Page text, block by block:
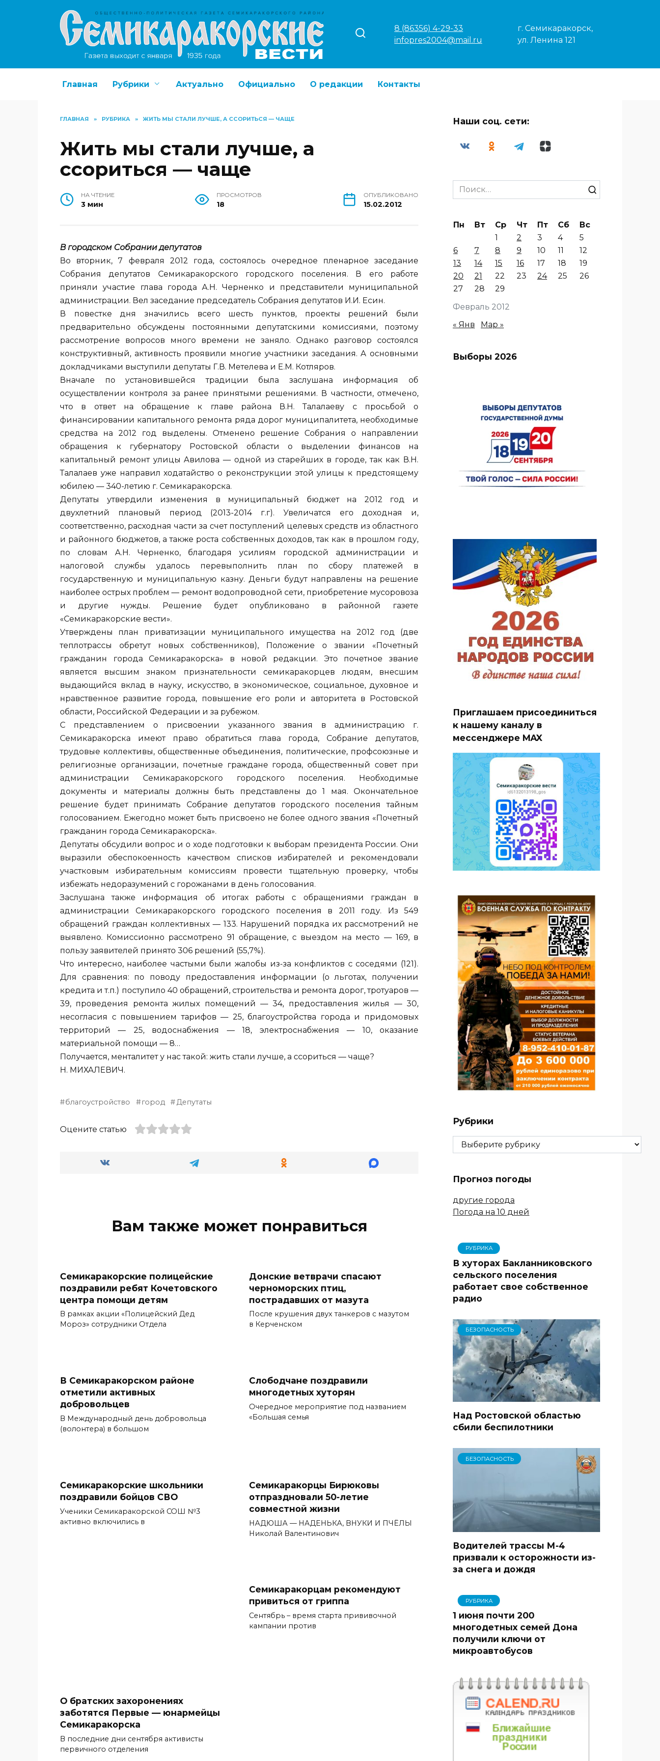
8 (86356) 4-29-33
infopres2004@mail.ru
г. Семикаракорск,
ул. Ленина 121
Главная Рубрики Актуально Официально О редакции Контакты
ГЛАВНАЯ » РУБРИКА » ЖИТЬ МЫ СТАЛИ ЛУЧШЕ, А ССОРИТЬСЯ — ЧАЩЕ
Жить мы стали лучше, а
ссориться — чаще
НА ЧТЕНИЕ
3 мин
ПРОСМОТРОВ
18
ОПУБЛИКОВАНО
15.02.2012
В городском Собрании депутатов
Во вторник, 7 февраля 2012 года, состоялось очередное пленарное заседание
Собрания депутатов Семикаракорского городского поселения. В его работе
приняли участие глава города А.Н. Черненко и представители муниципальной
администрации. Вел заседание председатель Собрания депутатов И.И. Есин.
В повестке дня значились всего шесть пунктов, проекты решений были
предварительно обсуждены постоянными депутатскими комиссиями, поэтому
рассмотрение вопросов много времени не заняло. Однако разговор состоялся
конструктивный, активность проявили многие участники заседания. А основными
докладчиками выступили депутаты Г.В. Метелева и Е.М. Котляров.
Вначале по установившейся традиции была заслушана информация об
осуществлении контроля за ранее принятыми решениями. В частности, отмечено,
что в ответ на обращение к главе района В.Н. Талалаеву с просьбой о
финансировании капитального ремонта ряда дорог муниципалитета, необходимые
средства на 2012 год выделены. Отменено решение Собрания о направлении
обращения к губернатору Ростовской области о выделении финансов на
капитальный ремонт улицы Авилова — одной из старейших в городе, так как В.Н.
Талалаев уже направил ходатайство о реконструкции этой улицы к предстоящему
юбилею — 340-летию г. Семикаракорска.
Депутаты утвердили изменения в муниципальный бюджет на 2012 год и
двухлетний плановый период (2013-2014 г.г). Увеличатся его доходная и,
соответственно, расходная части за счет поступлений целевых средств из областного
и районного бюджетов, а также роста собственных доходов, так как в прошлом году,
по словам А.Н. Черненко, благодаря усилиям городской администрации и
налоговой службы удалось перевыполнить план по сбору платежей в
государственную и муниципальную казну. Деньги будут направлены на решение
наиболее острых проблем — ремонт водопроводной сети, приобретение мусоровоза
и другие нужды. Решение будет опубликовано в районной газете
«Семикаракорские вести».
Утверждены план приватизации муниципального имущества на 2012 год (две
теплотрассы обретут новых собственников), Положение о звании «Почетный
гражданин города Семикаракорска» в новой редакции. Это почетное звание
является высшим знаком признательности семикаракорцев людям, внесшим
выдающийся вклад в науку, искусство, в экономическое, социальное, духовное и
нравственное развитие города, повышение его роли и авторитета в Ростовской
области, Российской Федерации и за рубежом.
С представлением о присвоении указанного звания в администрацию г.
Семикаракорска имеют право обратиться глава города, Собрание депутатов,
трудовые коллективы, общественные объединения, политические, профсоюзные и
религиозные организации, почетные граждане города, общественный совет при
администрации Семикаракорского городского поселения. Необходимые
документы и материалы должны быть представлены до 1 мая. Окончательное
решение будет принимать Собрание депутатов городского поселения тайным
голосованием. Ежегодно может быть присвоено не более одного звания «Почетный
гражданин города Семикаракорска».
Депутаты обсудили вопрос и о ходе подготовки к выборам президента России. Они
выразили обеспокоенность качеством списков избирателей и рекомендовали
участковым избирательным комиссиям провести тщательную проверку, чтобы
избежать недоразумений с горожанами в день голосования.
Заслушана также информация об итогах работы с обращениями граждан в
администрации Семикаракорского городского поселения в 2011 году. Из 549
обращений граждан коллективных — 133. Нарушений порядка их рассмотрений не
выявлено. Комиссионно рассмотрено 91 обращение, с выездом на место — 169, в
пользу заявителей принято 306 решений (55,7%).
Что интересно, наиболее частыми были жалобы из-за конфликтов с соседями (121).
Для сравнения: по поводу предоставления информации (о льготах, получении
кредита и т.п.) поступило 40 обращений, строительства и ремонта дорог, тротуаров —
39, проведения ремонта жилых помещений — 34, предоставления жилья — 30,
несогласия с повышением тарифов — 25, благоустройства города и придомовых
территорий — 25, водоснабжения — 18, электроснабжения — 10, оказание
материальной помощи — 8…
Получается, менталитет у нас такой: жить стали лучше, а ссориться — чаще?
Н. МИХАЛЕВИЧ.
благоустройство город Депутаты
Оцените статью
Вам также может понравиться
Семикаракорские полицейские
поздравили ребят Кочетовского
центра помощи детям
В рамках акции «Полицейский Дед
Мороз» сотрудники Отдела
Донские ветврачи спасают
черноморских птиц,
пострадавших от мазута
После крушения двух танкеров с мазутом
в Керченском
В Семикаракорском районе
отметили активных
добровольцев
В Международный день добровольца
(волонтера) в большом
Слободчане поздравили
многодетных хуторян
Очередное мероприятие под названием
«Большая семья
Семикаракорские школьники
поздравили бойцов СВО
Ученики Семикаракорской СОШ №3
активно включились в
Семикаракорцы Бирюковы
отпраздновали 50-летие
совместной жизни
НАДЮША — НАДЕНЬКА, ВНУКИ И ПЧЁЛЫ
Николай Валентинович
О братских захоронениях
заботятся Первые — юнармейцы
Семикаракорска
В последние дни сентября активисты
первичного отделения
Семикаракорцам рекомендуют
привиться от гриппа
Сентябрь – время старта прививочной
кампании против
Наши соц. сети:
Search
for:
Февраль 2012
Пн Вт Ср Чт Пт Сб
Вс
1
2 3 4
5
6
7 8 9 10 11
12
13
14 15 16 17 18
19
20
21 22 23 24 25
26
27
28 29
« Янв Мар »
Выборы 2026
Приглашаем присоединиться
к нашему каналу в
мессенджере MAX
Рубрики
Рубрики
Прогноз погоды
другие города
Погода на 10 дней
РУБРИКА
В хуторах Бакланниковского
сельского поселения
работает свое собственное
радио
БЕЗОПАСНОСТЬ
Над Ростовской областью
сбили беспилотники
БЕЗОПАСНОСТЬ
Водителей трассы М-4
призвали к осторожности из-
за снега и дождя
РУБРИКА
1 июня почти 200
многодетных семей Дона
получили ключи от
микроавтобусов